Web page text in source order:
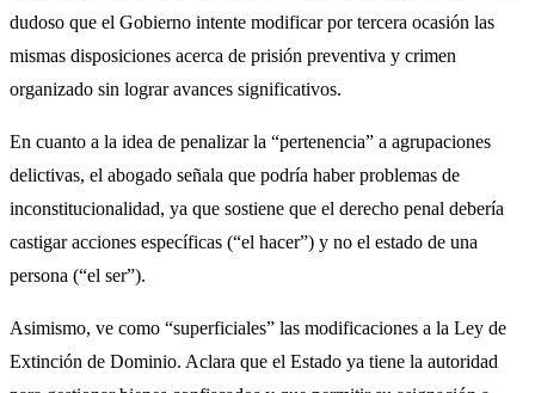
dudoso que el Gobierno intente modificar por tercera ocasión las
mismas disposiciones acerca de prisión preventiva y crimen
organizado sin lograr avances significativos.
En cuanto a la idea de penalizar la “pertenencia” a agrupaciones
delictivas, el abogado señala que podría haber problemas de
inconstitucionalidad, ya que sostiene que el derecho penal debería
castigar acciones específicas (“el hacer”) y no el estado de una
persona (“el ser”).
Asimismo, ve como “superficiales” las modificaciones a la Ley de
Extinción de Dominio. Aclara que el Estado ya tiene la autoridad